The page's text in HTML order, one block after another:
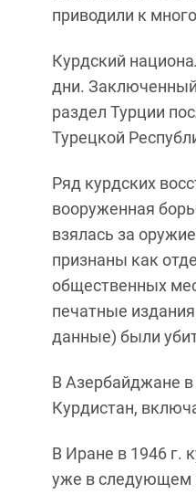
приводили к
Курдский
дни. Заключенный
раздел Турции
Турецкой
Ряд курдских
вооруженная
взялась за
признаны как
общественных
печатные
данные) были
В Азербайджане в
Курдистан,
В Иране в 1946 г.
уже в следующем